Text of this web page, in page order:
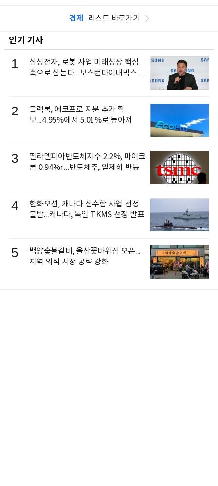
경제 리스트 바로가기
인기 기사
1
삼성전자, 로봇 사업 미래성장 핵심
축으로 삼는다...보스턴다이내믹스 출
2
블랙록, 에코프로 지분 추가 확
보...4.95%에서 5.01%로 높아져
3
필라델피아반도체지수 2.2%, 마이크
론 0.94%↑...반도체주, 일제히 반등
4
한화오션, 캐나다 잠수함 사업 선정
불발...캐나다, 독일 TKMS 선정 발표
5
백양숯불갈비, 울산꽃바위점 오픈...
지역 외식 시장 공략 강화